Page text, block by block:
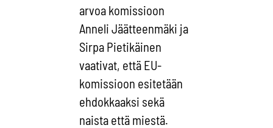
arvoa komissioon
Anneli Jäätteenmäki ja
Sirpa Pietikäinen
vaativat, että EU-
komissioon esitetään
ehdokkaaksi sekä
naista että miestä.